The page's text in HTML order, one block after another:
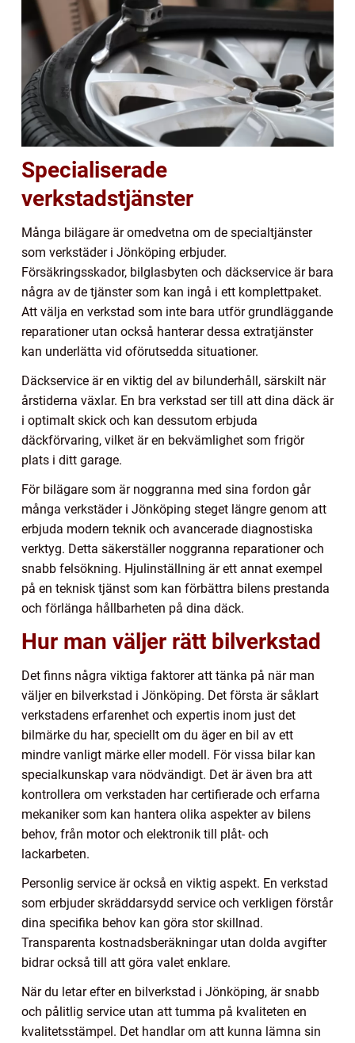
Specialiserade
verkstadstjänster
Många bilägare är omedvetna om de specialtjänster
som verkstäder i Jönköping erbjuder.
Försäkringsskador, bilglasbyten och däckservice är bara
några av de tjänster som kan ingå i ett komplettpaket.
Att välja en verkstad som inte bara utför grundläggande
reparationer utan också hanterar dessa extratjänster
kan underlätta vid oförutsedda situationer.
Däckservice är en viktig del av bilunderhåll, särskilt när
årstiderna växlar. En bra verkstad ser till att dina däck är
i optimalt skick och kan dessutom erbjuda
däckförvaring, vilket är en bekvämlighet som frigör
plats i ditt garage.
För bilägare som är noggranna med sina fordon går
många verkstäder i Jönköping steget längre genom att
erbjuda modern teknik och avancerade diagnostiska
verktyg. Detta säkerställer noggranna reparationer och
snabb felsökning. Hjulinställning är ett annat exempel
på en teknisk tjänst som kan förbättra bilens prestanda
och förlänga hållbarheten på dina däck.
Hur man väljer rätt bilverkstad
Det finns några viktiga faktorer att tänka på när man
väljer en bilverkstad i Jönköping. Det första är såklart
verkstadens erfarenhet och expertis inom just det
bilmärke du har, speciellt om du äger en bil av ett
mindre vanligt märke eller modell. För vissa bilar kan
specialkunskap vara nödvändigt. Det är även bra att
kontrollera om verkstaden har certifierade och erfarna
mekaniker som kan hantera olika aspekter av bilens
behov, från motor och elektronik till plåt- och
lackarbeten.
Personlig service är också en viktig aspekt. En verkstad
som erbjuder skräddarsydd service och verkligen förstår
dina specifika behov kan göra stor skillnad.
Transparenta kostnadsberäkningar utan dolda avgifter
bidrar också till att göra valet enklare.
När du letar efter en bilverkstad i Jönköping, är snabb
och pålitlig service utan att tumma på kvaliteten en
kvalitetsstämpel. Det handlar om att kunna lämna sin